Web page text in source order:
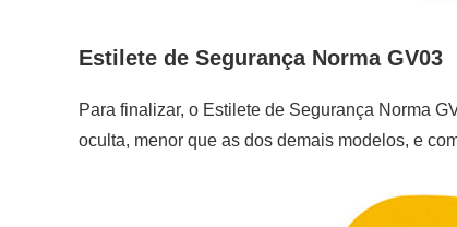
Estilete de Segurança Norma GV03
Para finalizar, o Estilete de Segurança Norma
oculta, menor que as dos demais modelos, e